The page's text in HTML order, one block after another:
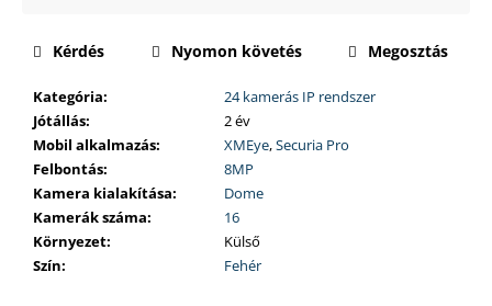
Kategória:
24 kamerás IP rendszer
Jótállás:
2 év
Mobil alkalmazás: XMEye,Securia Pro
Felbontás:
8MP
Kamera kialakítása:
Dome
Kamerák száma:
16
Környezet:
Külső
Szín: Fehér
Kérdés Nyomon követés Megosztás